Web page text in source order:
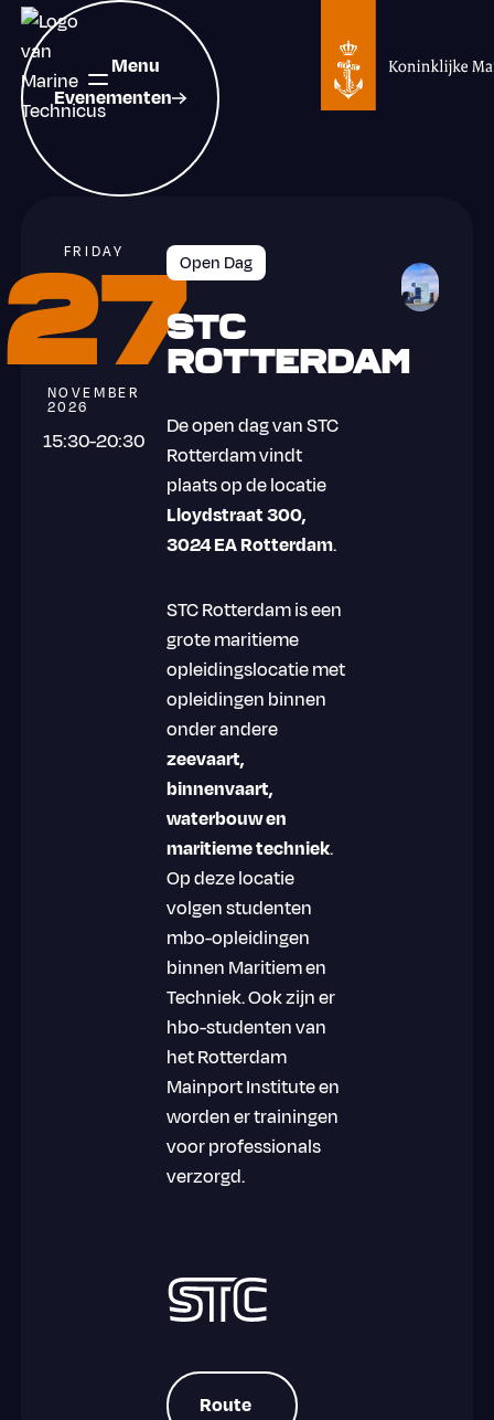
Menu
Evenementen
Evenementen
Open Dag STC Rotterdam 27 november 2026
FRIDAY
27
NOVEMBER
2026
15:30-20:30
Open Dag
STC
Rotterdam
De open dag van STC
Rotterdam vindt
plaats op de locatie
Lloydstraat 300,
3024 EA Rotterdam.
STC Rotterdam is een
grote maritieme
opleidingslocatie met
opleidingen binnen
onder andere
zeevaart,
binnenvaart,
waterbouw en
maritieme techniek.
Op deze locatie
volgen studenten
mbo-opleidingen
binnen Maritiem en
Techniek. Ook zijn er
hbo-studenten van
het Rotterdam
Mainport Institute en
worden er trainingen
voor professionals
verzorgd.
Route
Route